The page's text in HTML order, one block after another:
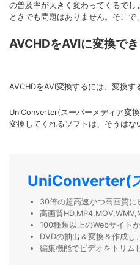
の普及率が大きく変わってくるで
ときでも問題はありません。そこ
AVCHDをAVIに変換で
AVCHDをAVI変換するには、変換
UniConverter(スーパーメディア変
変換してくれるソフトは、そうはな
UniConverter(
30倍の超高速かつ高画質に
高画質
100種類以上のWebサイト
DVDの抽出＆変換＆作成
編集機能でビデオをトリム